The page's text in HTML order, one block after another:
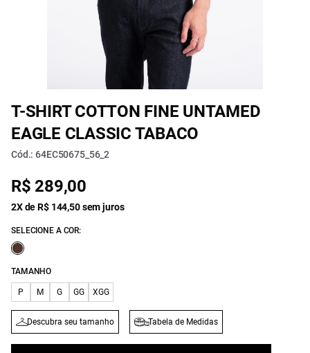
T-SHIRT COTTON FINE UNTAMED
EAGLE CLASSIC TABACO
Cód.: 64EC50675_56_2
R$ 289,00
2X de R$ 144,50 sem juros
SELECIONE A COR:
TAMANHO
P M G GG XGG
Descubra seu tamanho Tabela de Medidas